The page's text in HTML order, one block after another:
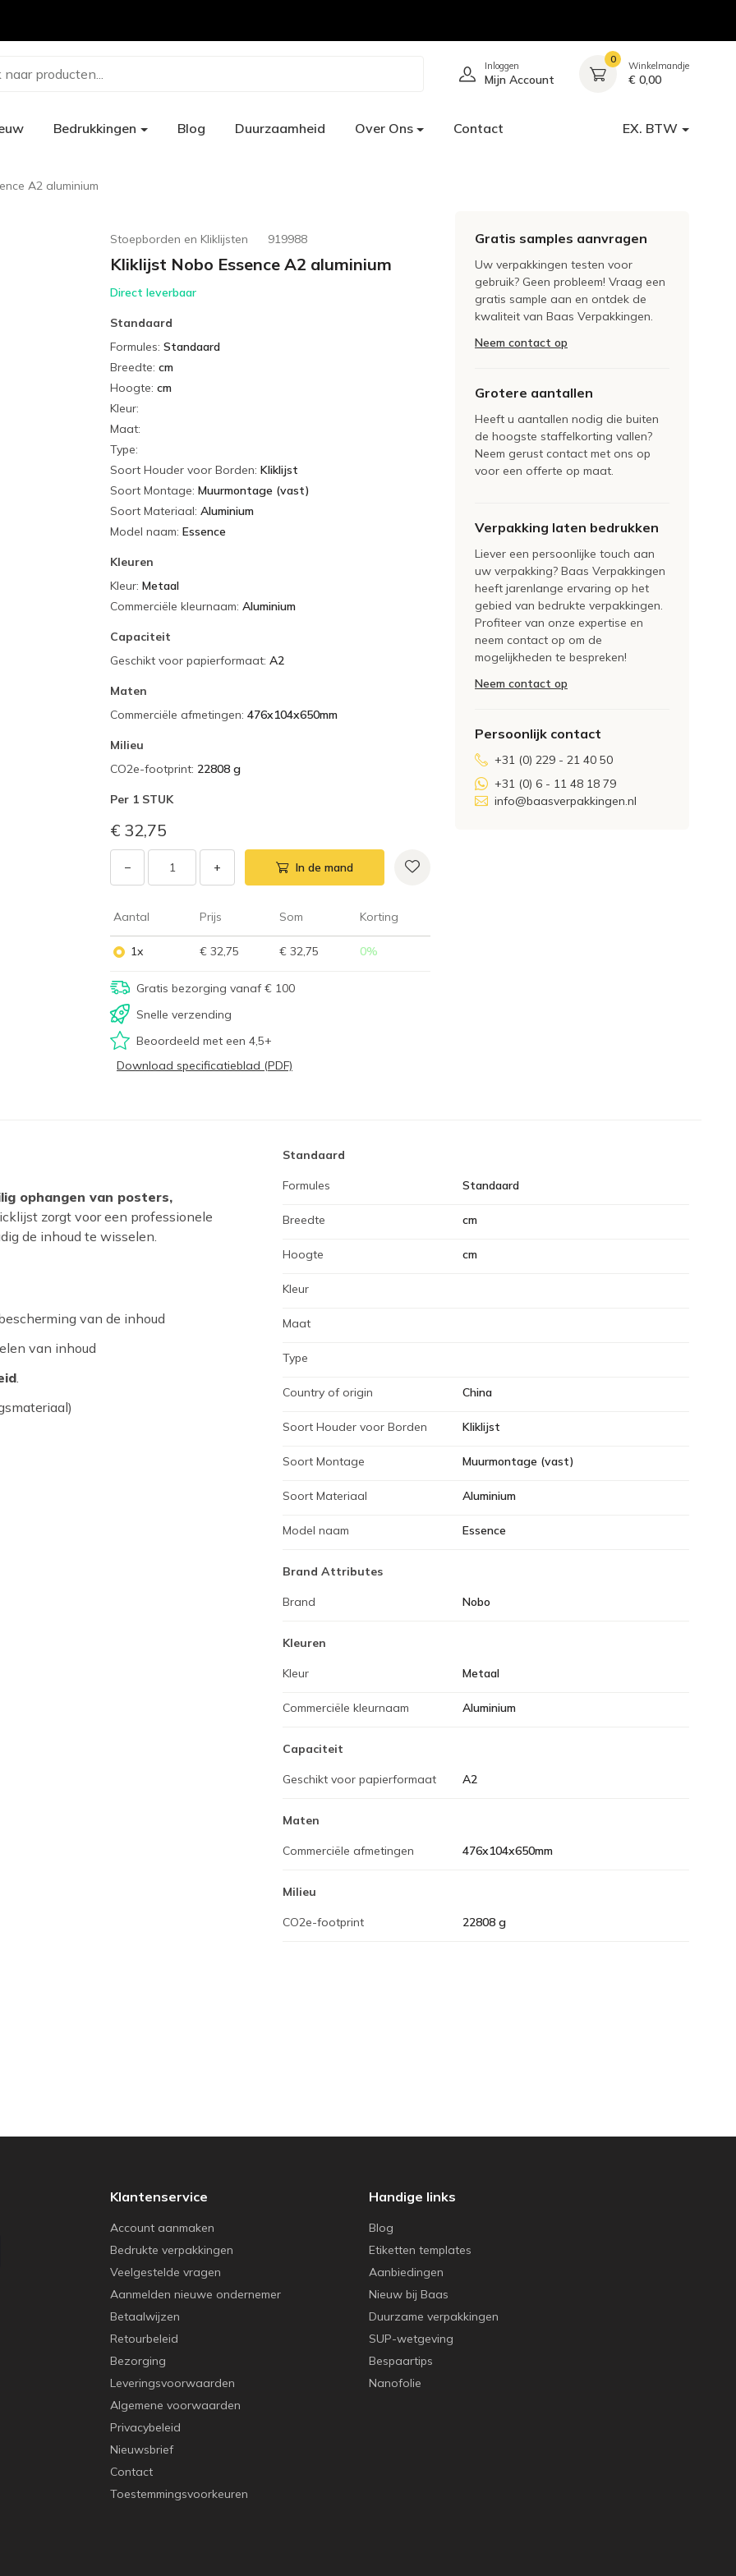
naar producten... Inloggen
Mijn Account
0
Winkelmandje
€ 0,00
Bedrukkingen Blog Duurzaamheid Over Ons Contact EX. BTW
A2 aluminium
Stoepborden en Kliklijsten 919988
Kliklijst Nobo Essence A2 aluminium
Direct leverbaar
Standaard
Formules: Standaard
Breedte: cm
Hoogte: cm
Kleur:
Maat:
Type:
Soort Houder voor Borden: Kliklijst
Soort Montage: Muurmontage (vast)
Soort Materiaal: Aluminium
Model naam: Essence
Kleuren
Kleur: Metaal
Commerciële kleurnaam: Aluminium
Capaciteit
Geschikt voor papierformaat: A2
Maten
Commerciële afmetingen: 476x104x650mm
Milieu
CO2e-footprint: 22808 g
Per 1 STUK
€ 32,75
− + In de mand
Aantal Prijs Som Korting
1x € 32,75 € 32,75 0%
Gratis bezorging vanaf € 100
Snelle verzending
Beoordeeld met een 4,5+
Download specificatieblad (PDF)
Gratis samples aanvragen
Uw verpakkingen testen voor
gebruik? Geen probleem! Vraag een
gratis sample aan en ontdek de
kwaliteit van Baas Verpakkingen.
Neem contact op
Grotere aantallen
Heeft u aantallen nodig die buiten
de hoogste staffelkorting vallen?
Neem gerust contact met ons op
voor een offerte op maat.
Verpakking laten bedrukken
Liever een persoonlijke touch aan
uw verpakking? Baas Verpakkingen
heeft jarenlange ervaring op het
gebied van bedrukte verpakkingen.
Profiteer van onze expertise en
neem contact op om de
mogelijkheden te bespreken!
Neem contact op
Persoonlijk contact
+31 (0) 229 - 21 40 50
+31 (0) 6 - 11 48 18 79
info@baasverpakkingen.nl
ophangen van posters,
zorgt voor een professionele
de inhoud te wisselen.
van de inhoud
van inhoud
.
Standaard
Formules Standaard
Breedte cm
Hoogte cm
Kleur
Maat
Type
Country of origin China
Soort Houder voor Borden Kliklijst
Soort Montage Muurmontage (vast)
Soort Materiaal Aluminium
Model naam Essence
Brand Attributes
Brand Nobo
Kleuren
Kleur Metaal
Commerciële kleurnaam Aluminium
Capaciteit
Geschikt voor papierformaat A2
Maten
Commerciële afmetingen 476x104x650mm
Milieu
CO2e-footprint 22808 g
Klantenservice
Account aanmaken
Bedrukte verpakkingen
Veelgestelde vragen
Aanmelden nieuwe ondernemer
Betaalwijzen
Retourbeleid
Bezorging
Leveringsvoorwaarden
Algemene voorwaarden
Privacybeleid
Nieuwsbrief
Contact
Toestemmingsvoorkeuren
Handige links
Blog
Etiketten templates
Aanbiedingen
Nieuw bij Baas
Duurzame verpakkingen
SUP-wetgeving
Bespaartips
Nanofolie